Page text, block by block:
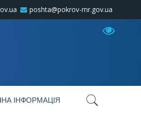
poshta@pokrov-mr.gov.ua
ІНФОРМАЦІЯ